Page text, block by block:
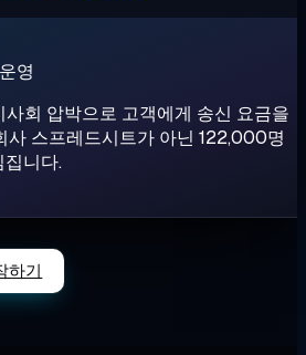
영
회 압박으로 고객에게 송신 요금을
사 스프레드시트가 아닌 122,000명
니다.
하기